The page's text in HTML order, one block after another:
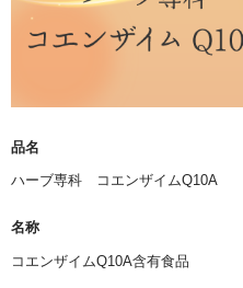
品名
ハーブ専科 コエンザイムQ10A
名称
コエンザイムQ10A含有食品